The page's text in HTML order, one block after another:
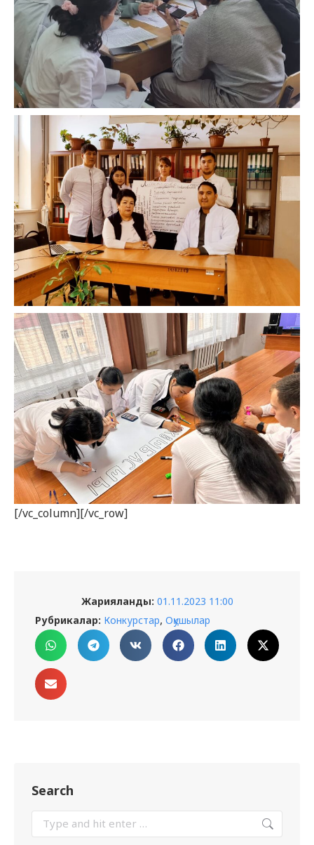
[/vc_column][/vc_row]
Жарияланды: 01.11.2023 11:00
Рубрикалар: Конкурстар, Оқушылар
Search